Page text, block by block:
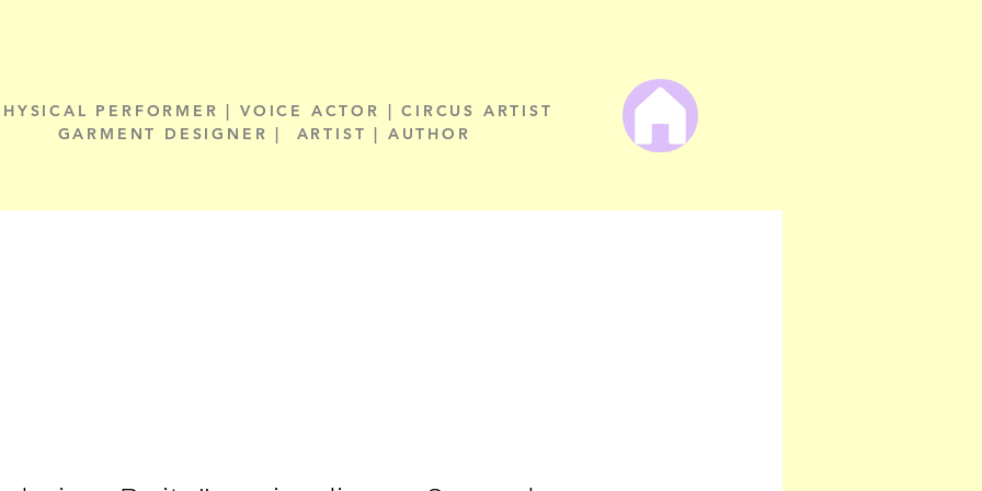
PERFORMER | VOICE ACTOR | CIRCUS ARTIST
GARMENT DESIGNER | ARTIST | AUTHOR